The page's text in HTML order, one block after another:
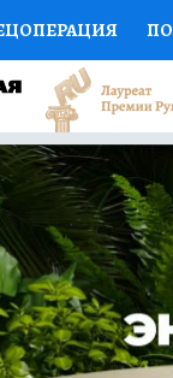
НАУКА
НА
ТЕСТЫ